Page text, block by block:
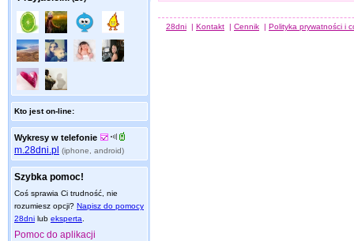
Kto jest on-line:
Wykresy w telefonie
m.28dni.pl (iphone, android)
Szybka pomoc!
Coś sprawia Ci trudność, nie
rozumiesz opcji? Napisz do pomocy
28dni lub eksperta
Pomoc do aplikacji
28dni | Kontakt | Cennik | Polityka prywatności i